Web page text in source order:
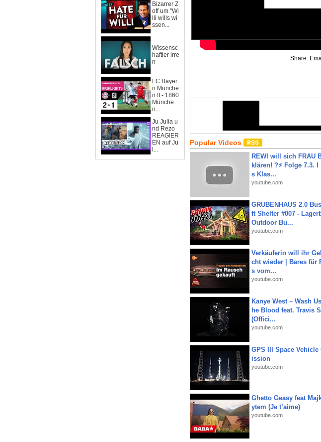
Bizarrer Z
off um "Wi
lli wills wi
ssen...
Wissensc
haftler irre
n
FC Bayer
n Münche
n II - 1860
Münche
n...
Ju Julia u
nd Rezo
REAGIER
EN auf Ju
l...
Share:
Popular Videos
REWI will sich FRAU
klären! ?⚡️ Folge 7.3. I
s Klas...
youtube.com
GRUBENHAUS 2.0
ft Shelter #007 -
Outdoor Bu...
youtube.com
Verkäuferin will ihr
cht wieder | Bares für
s vom...
youtube.com
Kanye West – Wash
he Blood feat. Travis
(Offici...
youtube.com
GPS III Space Vehicle
ission
youtube.com
Ghetto Geasy feat
ytem (Je t’aime)
youtube.com